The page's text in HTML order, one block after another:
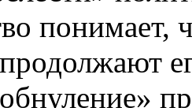
понимает,